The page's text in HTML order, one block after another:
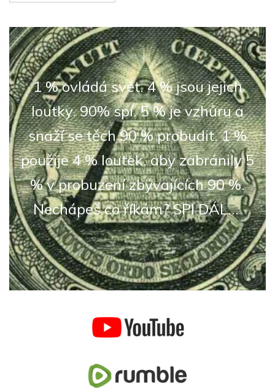
1 % ovládá svět. 4 % jsou jejich
loutky. 90% spí. 5 % je vzhůru a
snaží se těch 90 % probudit. 1 %
použije 4 % loutek, aby zabránily 5
% v probuzení zbývajících 90 %.
Nechápeš co říkám? SPI DÁL...